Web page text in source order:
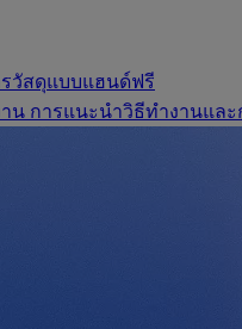
วัสดุแบบแฮนด์ฟรี
น การแนะนำวิธีทำงานและ